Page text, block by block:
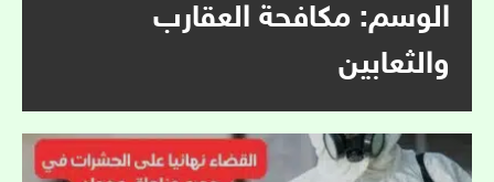
الوسم: مكافحة العقارب
والثعابين